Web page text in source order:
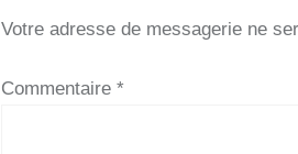
Votre adresse de messagerie ne
Commentaire *